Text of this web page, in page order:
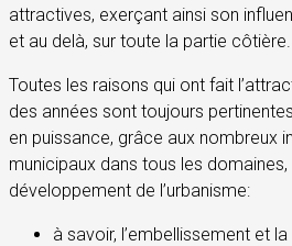
attractives, exerçant ainsi son
et au delà, sur toute la partie côtière.
Toutes les raisons qui ont fait
des années sont toujours
en puissance, grâce aux nombreux
municipaux dans tous les
développement de l’urbanisme:
à savoir, l’embellissement et